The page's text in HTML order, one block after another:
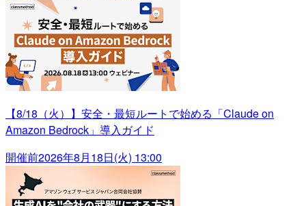
【8/18（火）】安全・最短ルートで始める「Claude on
Amazon Bedrock」導入ガイド
開催前2026年8月18日(火) 13:00